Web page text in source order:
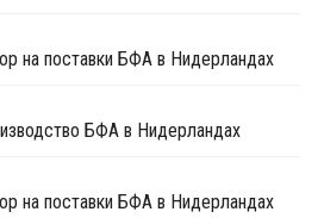
на поставки БФА в Нидерландах
БФА в Нидерландах
на поставки БФА в Нидерландах